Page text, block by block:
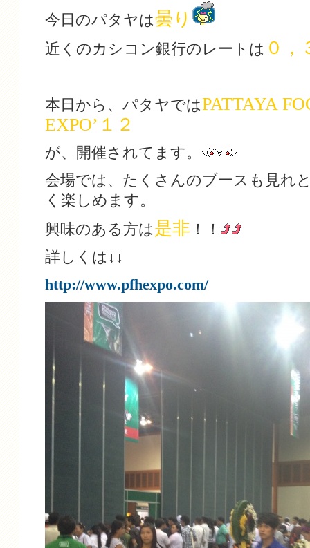
今日のパタヤは曇り
近くのカシコン銀行のレートは ０，
本日から、パタヤではPATTAYA
EXPO’１２
が、開催されてます。
会場では、たくさんのブースも見れ
く楽しめます。
興味のある方は是非 ！！
詳しくは↓↓
http://www.pfhexpo.com/